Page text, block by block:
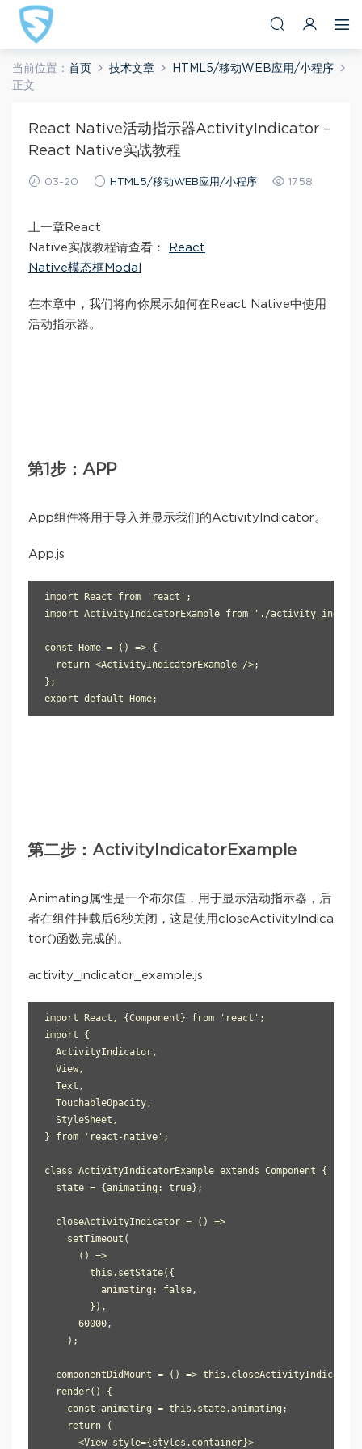
当前位置： 首页 技术文章
HTML5/移动WEB应用/小程序
正文
React Native活动指示器ActivityIndicator –
React Native实战教程
03-20 HTML5/移动WEB应用/小程序 1758
上一章React
Native实战教程请查看：
React
Native模态框Modal
在本章中，我们将向你展示如何在React Native中使用
活动指示器。
第1步：APP
App组件将用于导入并显示我们的ActivityIndicator。
App.js
import React from 'react';
import ActivityIndicatorExample from './
const Home = () => {
  return <ActivityIndicatorExample />;
};
第二步：ActivityIndicatorExample
Animating属性是一个布尔值，用于显示活动指示器，后
者在组件挂载后6秒关闭，这是使用closeActivityIndica
tor()函数完成的。
activity_indicator_example.js
import React, {Component} from 'react';
import {
  ActivityIndicator,
  View,
  Text,
  TouchableOpacity,
  StyleSheet,
} from 'react-native';
class ActivityIndicatorExample extends Component {
  state = {animating: true};
  closeActivityIndicator = () =>
    setTimeout(
      () =>
        this.setState({
          animating: false,
        }),
      60000,
    );
componentDidMount = () =>
  render() {
    const animating = this.state.animating;
    return (
      <View style={styles.container}>